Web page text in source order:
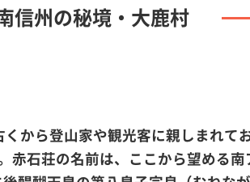
信州の秘境・大鹿村
から登山家や観光客に親しまれて
赤石荘の名前は、ここから望める